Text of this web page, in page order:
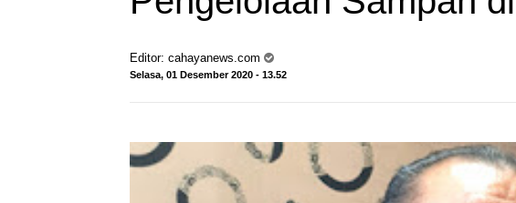
Editor: cahayanews.com
Selasa, 01 Desember 2020 - 13.52